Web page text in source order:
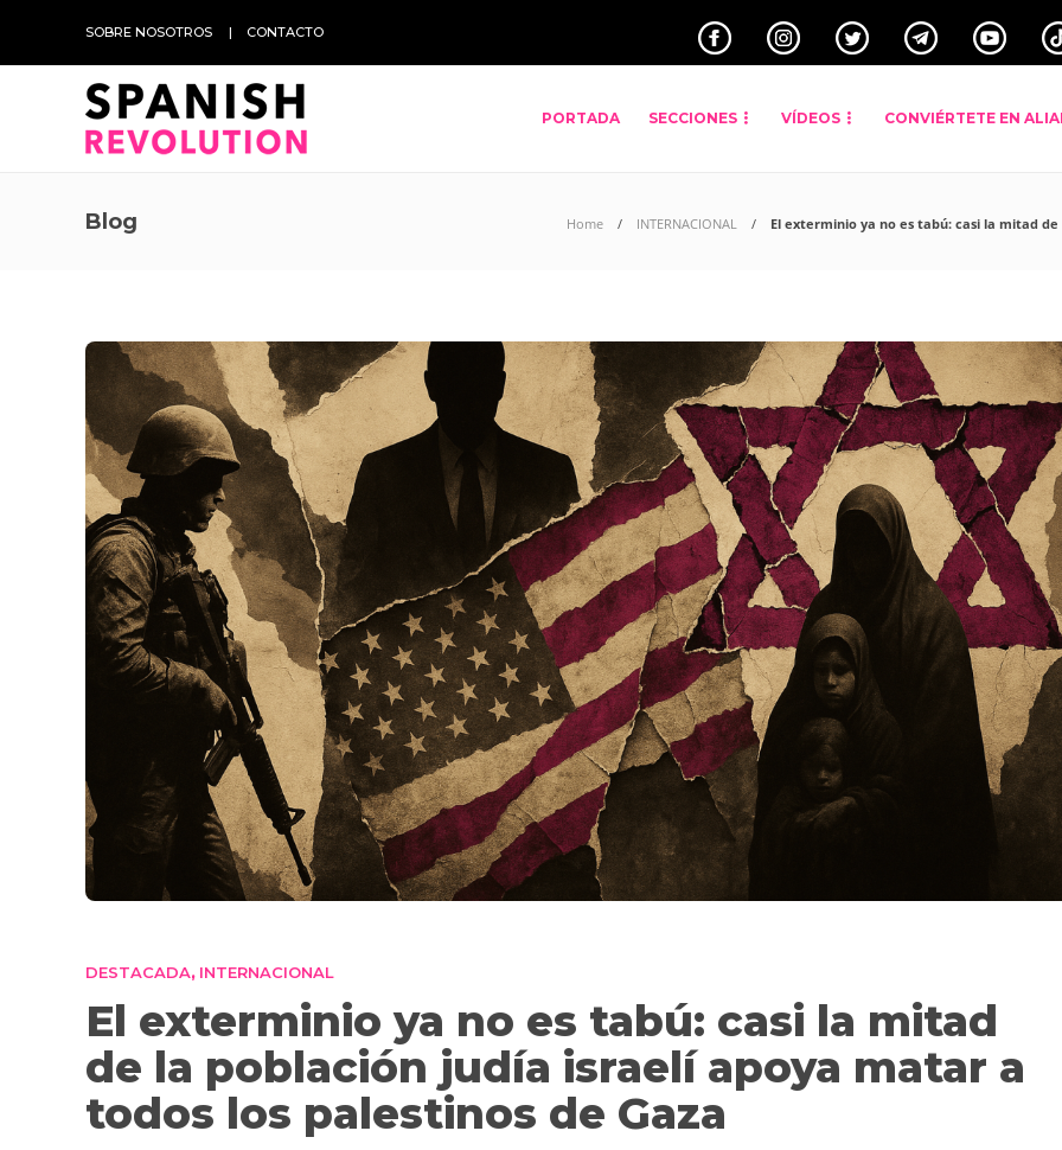
SOBRE NOSOTROS CONTACTO
PORTADA SECCIONES VÍDEOS CONVIÉRTETE EN
Blog Home INTERNACIONAL El exterminio ya no es tabú: casi la mitad
DESTACADA, INTERNACIONAL
El exterminio ya no es tabú: casi la mitad
de la población judía israelí apoya matar a
todos los palestinos de Gaza